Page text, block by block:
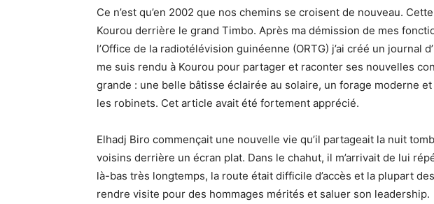
Ce n’est qu’en 2002 que nos chemins se croisent de nouveau.
Kourou derrière le grand Timbo. Après ma démission de mes
l’Office de la radiotélévision guinéenne (ORTG) j’ai créé un journal
me suis rendu à Kourou pour partager et raconter ses nouvelles
grande : une belle bâtisse éclairée au solaire, un forage moderne et
les robinets. Cet article avait été fortement apprécié.
Elhadj Biro commençait une nouvelle vie qu’il partageait la nuit
voisins derrière un écran plat. Dans le chahut, il m’arrivait de lui
là-bas très longtemps, la route était difficile d’accès et la plupart
rendre visite pour des hommages mérités et saluer son leadership.